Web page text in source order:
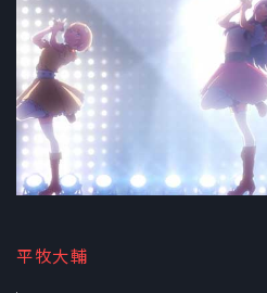
平牧大輔